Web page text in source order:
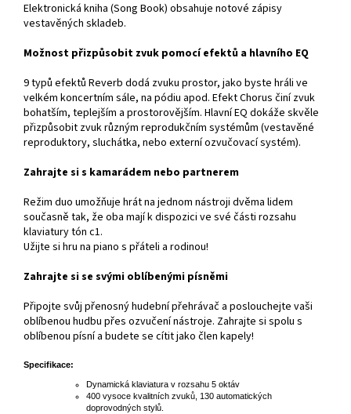
Elektronická kniha (Song Book) obsahuje notové zápisy
vestavěných skladeb.
Možnost přizpůsobit zvuk pomocí efektů a hlavního EQ
9 typů efektů Reverb dodá zvuku prostor, jako byste hráli ve
velkém koncertním sále, na pódiu apod. Efekt Chorus činí zvuk
bohatším, teplejším a prostorovějším. Hlavní EQ dokáže skvěle
přizpůsobit zvuk různým reprodukčním systémům (vestavěné
reproduktory, sluchátka, nebo externí ozvučovací systém).
Zahrajte si s kamarádem nebo partnerem
Režim duo umožňuje hrát na jednom nástroji dvěma lidem
současně tak, že oba mají k dispozici ve své části rozsahu
klaviatury tón c1.
Užijte si hru na piano s přáteli a rodinou!
Zahrajte si se svými oblíbenými písněmi
Připojte svůj přenosný hudební přehrávač a poslouchejte vaši
oblíbenou hudbu přes ozvučení nástroje. Zahrajte si spolu s
oblíbenou písní a budete se cítit jako člen kapely!
Specifikace:
Dynamická klaviatura v rozsahu 5 oktáv
400 vysoce kvalitních zvuků, 130 automatických
doprovodných stylů.